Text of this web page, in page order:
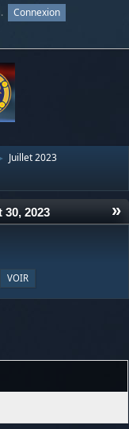
.
Connexion
Juillet 2023
»
30, 2023